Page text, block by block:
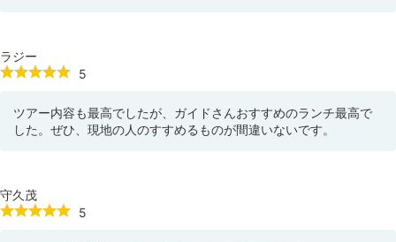
ラジー
5
ツアー内容も最高でしたが、ガイドさんおすすめのランチ最高で
した。ぜひ、現地の人のすすめるものが間違いないです。
守久茂
5